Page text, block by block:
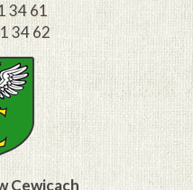
34 61
34 62
Cewicach